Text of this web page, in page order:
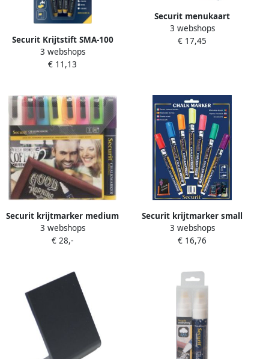
Securit Krijtstift SMA-100
rond wit 1-2mm blister Ã 4
stuks
3 webshops
€ 11,13
Securit menukaart
insteekhoezen ft A4 set van
10 stuks
3 webshops
€ 17,45
Securit krijtmarker medium
etui van 8 stuks in
geassorteerde kleuren
3 webshops
€ 28,-
Securit krijtmarker small
blister met 7 stuks in
geassorteerde kleuren
3 webshops
€ 16,76